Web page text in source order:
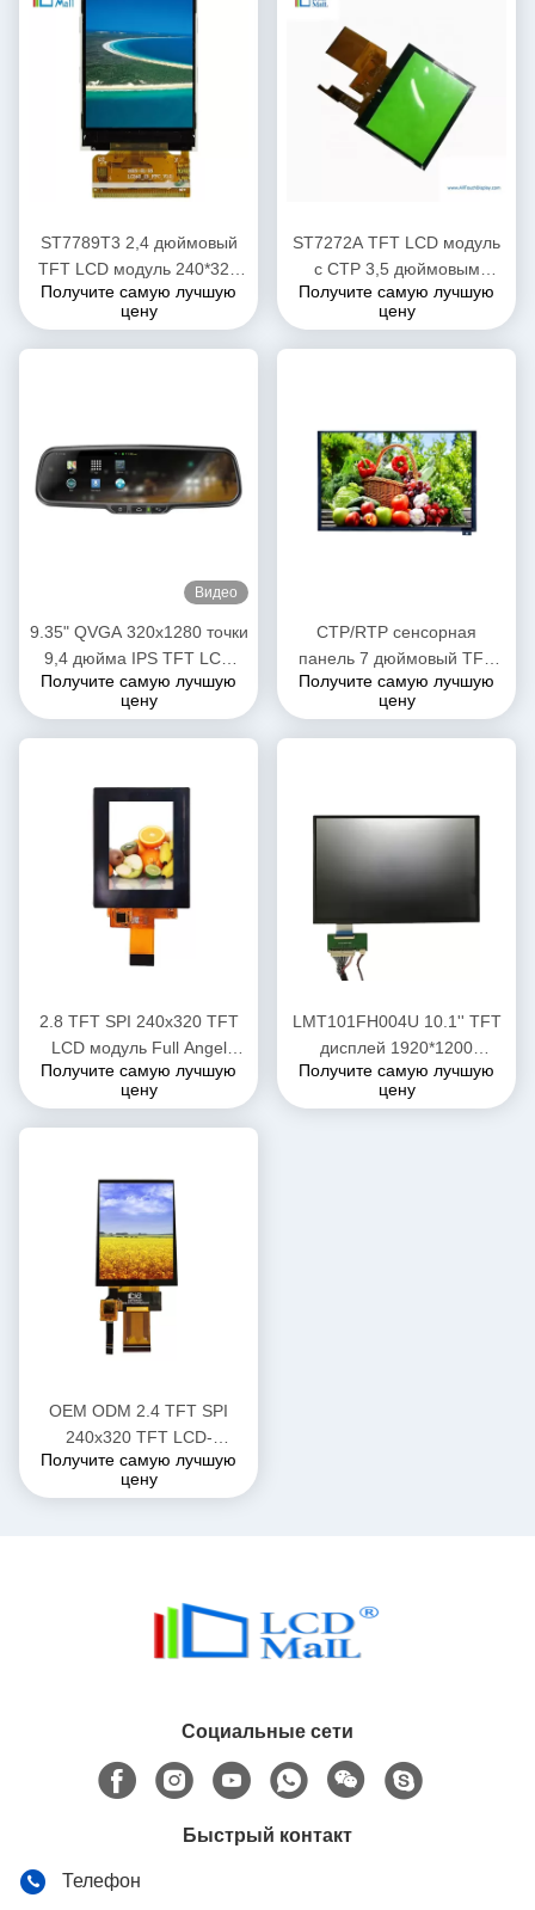
ST7789T3 2,4 дюймовый
TFT LCD модуль 240*320
разрешение 40 PIN
Получите самую лучшую
цену
ST7272A TFT LCD модуль
с CTP 3,5 дюймовым
сенсорным экраном RGB
интерфейс 480cd/M2
яркость
Получите самую лучшую
цену
Видео
9.35" QVGA 320x1280 точки
9,4 дюйма IPS TFT LCD
модуль MIPI интерфейс
дисплей
Получите самую лучшую
цену
CTP/RTP сенсорная
панель 7 дюймовый TFT
LCD дисплей экран 900 нит
яркость
Получите самую лучшую
цену
2.8 TFT SPI 240x320 TFT
LCD модуль Full Angel
QVGA BOE LCD экран
Получите самую лучшую
цену
LMT101FH004U 10.1'' TFT
дисплей 1920*1200
высокояркость LCD
дисплей 700 нит
Получите самую лучшую
цену
OEM ODM 2.4 TFT SPI
240x320 TFT LCD-
модульный дисплей с
интерфейсом
Получите самую лучшую
цену
Социальные сети
Быстрый контакт
Телефон